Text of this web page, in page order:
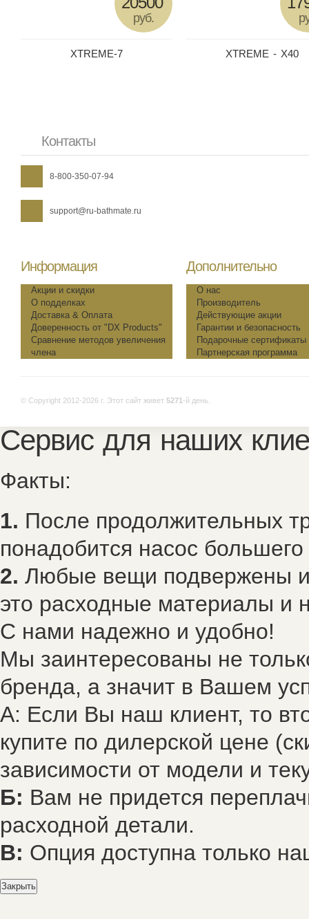
XTREME-7
руб.
XTREME - X40
Контакты
8-800-350-07-94
support@ru-bathmate.ru
Информация
Акции и скидки
О подделках
Доставка & Оплата
Доверенность от "DX Products"
Сравнение методов увеличения
члена
Дополнительно
О нас
Производитель
Действующие акции
Гарантии и безопасность
Подарочные сертификаты
Партнерская программа
© Copyright 2012-2026 г. Этот сайт живет 5271 -й день.
Сервис для наших
Факты:
1. После продолжительных
понадобится насос
2. Любые вещи подвержены
это расходные материалы и
С нами надежно и удобно!
Мы заинтересованы не
бренда, а значит в Вашем
А: Если Вы наш клиент, то
купите по дилерской цене
зависимости от модели и
Б: Вам не придется
расходной детали.
В: Опция доступна только
Закрыть